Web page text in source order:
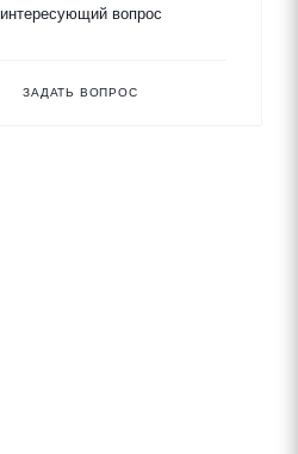
интересующий вопрос
ЗАДАТЬ ВОПРОС